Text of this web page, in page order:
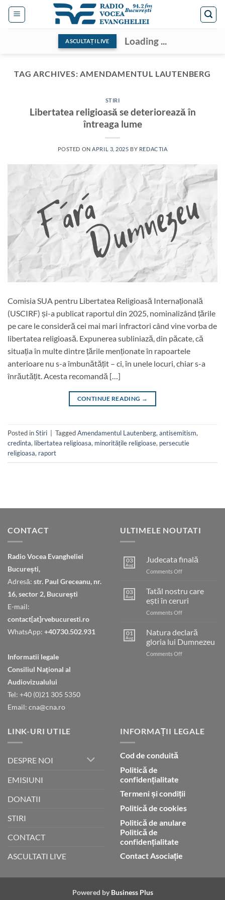
Skip
ASCULTAȚI LIVE Loading ...
TAG ARCHIVES:AMENDAMENTUL LAUTENBERG
STIRI
Libertatea religioasă se deteriorează în
întreaga lume
POSTED ON APRIL 3, 2025 BY REDACTIA
Comisia SUA pentru Libertatea Religioasă Internațională
(USCIRF) și-a publicat raportul din 2025, nominalizând țările
pe care le consideră cei mai mari infractori când vine vorba de
libertatea religioasă. Expunerea subliniază, din păcate, că
situația în multe dintre țările menționate în rapoartele
anterioare nu s-a îmbunătățit – ci, în unele locuri, chiar s-a
înrăutățit. Acesta recomandă […]
CONTINUE READING →
Posted inStiri TaggedAmendamentul Lautenberg, antisemitism,
credinta, libertatea religioasa, minoritățile religioase, persecutie
religioasa, raport
CONTACT
Radio Vocea Evangheliei
București,
Adresă: str. Paul Greceanu, nr.
16, sector 2, București
E-mail:
contact[at]rvebucuresti.ro
WhatsApp: +40730.502.931
Informatii legale
Consiliul Naţional al
Audiovizualului
Tel: +40 (0)21 305 5350
Email: cna@cna.ro
ULTIMELE NOUTATI
03
Aug
Judecata finală
Comments Offon
03
Aug
Tatăl nostru care
ești în ceruri
Comments Offon
nostru
care
ești
în
01
Aug
Natura declară
gloria lui Dumnezeu
Comments Offon
LINK-URI UTILE
DESPRE NOI
EMISIUNI
DONATII
STIRI
CONTACT
ASCULTATI LIVE
INFORMAȚII LEGALE
Cod de conduită
Politică de
confidențialitate
Termeni și condiții
Politică de cookies
Politică de anulare
Politică de
confidențialitate
Contact Asociație
Powered by Business Plus